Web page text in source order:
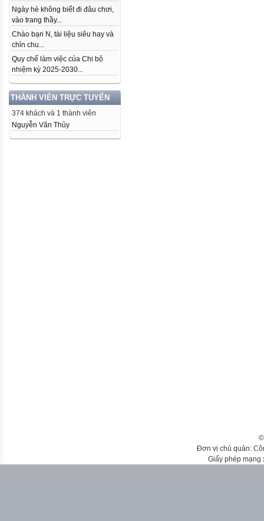
Ngày hè không biết đi đâu chơi,
vào trang thầy...
Chào bạn N, tài liệu siêu hay và
chỉn chu...
Quy chế làm việc của Chi bộ
nhiệm kỳ 2025-2030...
THÀNH VIÊN TRỰC TUYẾN
374 khách và 1 thành viên
Nguyễn Văn Thủy
Đơn vị chủ quản:
Giấy phép mạng